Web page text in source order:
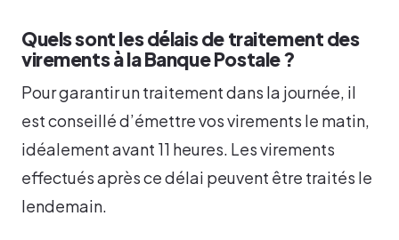
Quels sont les délais de traitement des
virements à la Banque Postale ?
Pour garantir un traitement dans la journée, il
est conseillé d’émettre vos virements le matin,
idéalement avant 11 heures. Les virements
effectués après ce délai peuvent être traités le
lendemain.